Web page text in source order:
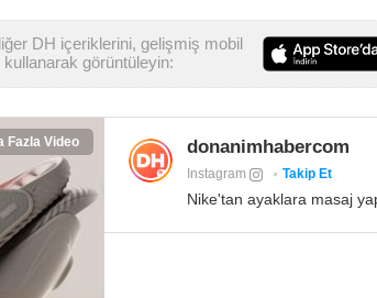
DH içeriklerini, gelişmiş mobil
kullanarak görüntüleyin:
Fazla Video donanimhabercom
Instagram Takip Et
Nike'tan ayaklara masaj